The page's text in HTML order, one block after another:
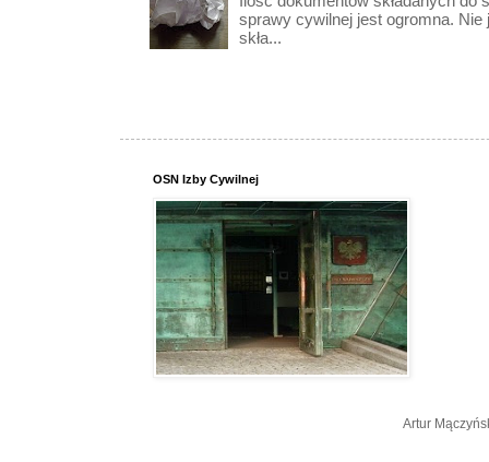
sprawy cywilnej jest ogromna.
skła...
OSN Izby Cywilnej
Artur